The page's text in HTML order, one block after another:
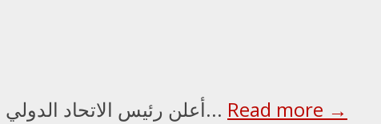
أعلن رئيس الاتحاد الدولي للملاكمة عمر كريمليف، ورئيس مجلس الأمناء... Read more →